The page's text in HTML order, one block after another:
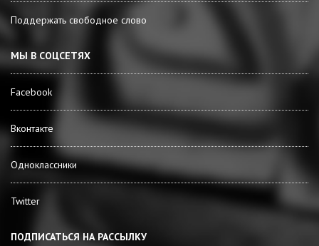
Поддержать свободное слово
МЫ В СОЦСЕТЯХ
Facebook
Вконтакте
Одноклассники
Twitter
ПОДПИСАТЬСЯ НА РАССЫЛКУ